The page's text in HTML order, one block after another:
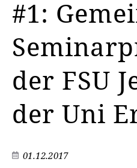
#1:
der FSU
der Uni
01.12.2017